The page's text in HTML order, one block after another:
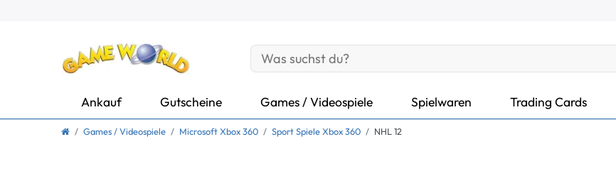
Ankauf Gutscheine Games / Videospiele Spielwaren Trading Cards
Games / Videospiele Microsoft Xbox 360 Sport Spiele Xbox 360 NHL 12